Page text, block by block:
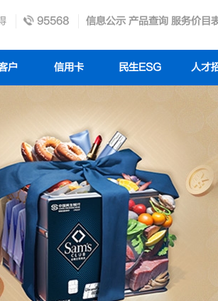
95568 信息公示 产品查询 服务价目
户 信用卡 民生ESG 人才